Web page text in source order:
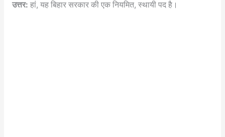
उत्तर: हां, यह बिहार सरकार की एक नियमित, स्थायी पद है।